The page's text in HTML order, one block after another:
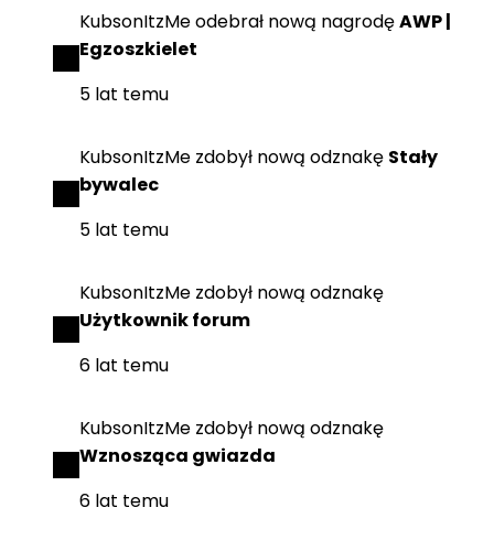
KubsonItzMeodebrał nową nagrodęAWP |
Egzoszkielet
5 lat temu
KubsonItzMe zdobył nową odznakę Stały
bywalec
5 lat temu
KubsonItzMe zdobył nową odznakę
Użytkownik forum
6 lat temu
KubsonItzMe zdobył nową odznakę
Wznosząca gwiazda
6 lat temu